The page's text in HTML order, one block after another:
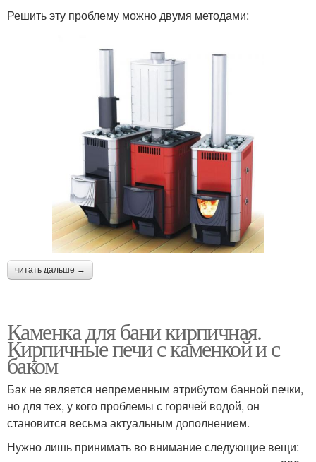
Решить эту проблему можно двумя методами:
читать дальше →
Каменка для бани кирпичная.
Кирпичные печи с каменкой и с
баком
Бак не является непременным атрибутом банной печки,
но для тех, у кого проблемы с горячей водой, он
становится весьма актуальным дополнением.
Нужно лишь принимать во внимание следующие вещи: